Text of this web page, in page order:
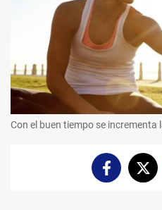
Con el buen tiempo se incrementa
Facebook